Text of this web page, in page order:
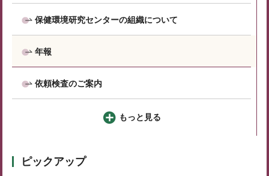
保健環境研究センターの組織について
年報
依頼検査のご案内
もっと見る
ピックアップ